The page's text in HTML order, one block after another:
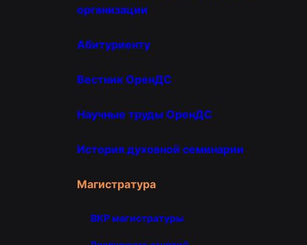
организации
Абитуриенту
Вестник ОренДС
Научные труды ОренДС
История духовной семинарии
Магистратура
ВКР магистратуры